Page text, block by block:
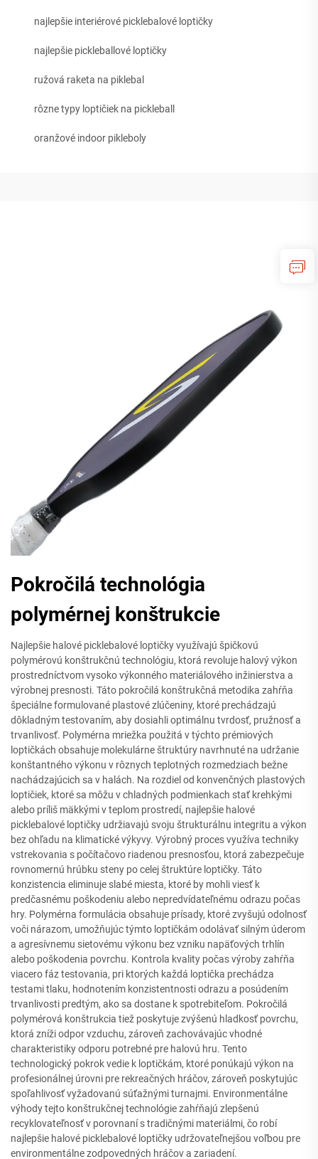
najlepšie interiérové picklebalové loptičky
najlepšie pickleballové loptičky
ružová raketa na piklebal
rôzne typy loptičiek na pickleball
oranžové indoor pikleboly
Pokročilá technológia
polymérnej konštrukcie
Najlepšie halové picklebalové loptičky využívajú špičkovú
polymérovú konštrukčnú technológiu, ktorá revoluje halový výkon
prostredníctvom vysoko výkonného materiálového inžinierstva a
výrobnej presnosti. Táto pokročilá konštrukčná metodika zahŕňa
špeciálne formulované plastové zlúčeniny, ktoré prechádzajú
dôkladným testovaním, aby dosiahli optimálnu tvrdosť, pružnosť a
trvanlivosť. Polymérna mriežka použitá v týchto prémiových
loptičkách obsahuje molekulárne štruktúry navrhnuté na udržanie
konštantného výkonu v rôznych teplotných rozmedziach bežne
nachádzajúcich sa v halách. Na rozdiel od konvenčných plastových
loptičiek, ktoré sa môžu v chladných podmienkach stať krehkými
alebo príliš mäkkými v teplom prostredí, najlepšie halové
picklebalové loptičky udržiavajú svoju štrukturálnu integritu a výkon
bez ohľadu na klimatické výkyvy. Výrobný proces využíva techniky
vstrekovania s počítačovo riadenou presnosťou, ktorá zabezpečuje
rovnomernú hrúbku steny po celej štruktúre loptičky. Táto
konzistencia eliminuje slabé miesta, ktoré by mohli viesť k
predčasnému poškodeniu alebo nepredvídateľnému odrazu počas
hry. Polymérna formulácia obsahuje prísady, ktoré zvyšujú odolnosť
voči nárazom, umožňujúc týmto loptičkám odolávať silným úderom
a agresívnemu sietovému výkonu bez vzniku napäťových trhlín
alebo poškodenia povrchu. Kontrola kvality počas výroby zahŕňa
viacero fáz testovania, pri ktorých každá loptička prechádza
testami tlaku, hodnotením konzistentnosti odrazu a posúdením
trvanlivosti predtým, ako sa dostane k spotrebiteľom. Pokročilá
polymérová konštrukcia tiež poskytuje zvýšenú hladkosť povrchu,
ktorá zníži odpor vzduchu, zároveň zachovávajúc vhodné
charakteristiky odporu potrebné pre halovú hru. Tento
technologický pokrok vedie k loptičkám, ktoré ponúkajú výkon na
profesionálnej úrovni pre rekreačných hráčov, zároveň poskytujúc
spoľahlivosť vyžadovanú súťažnými turnajmi. Environmentálne
výhody tejto konštrukčnej technológie zahŕňajú zlepšenú
recyklovateľnosť v porovnaní s tradičnými materiálmi, čo robí
najlepšie halové picklebalové loptičky udržovateľnejšou voľbou pre
environmentálne zodpovedných hráčov a zariadení.